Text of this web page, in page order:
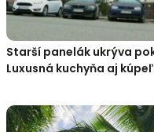
Starší panelák ukrýva
Luxusná kuchyňa aj